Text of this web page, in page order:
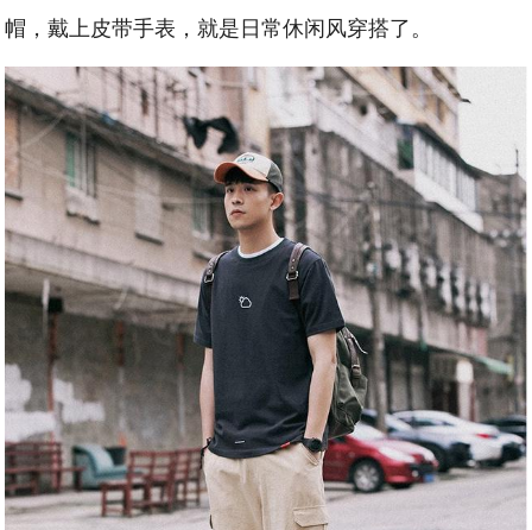
帽，戴上皮带手表，就是日常休闲风穿搭了。